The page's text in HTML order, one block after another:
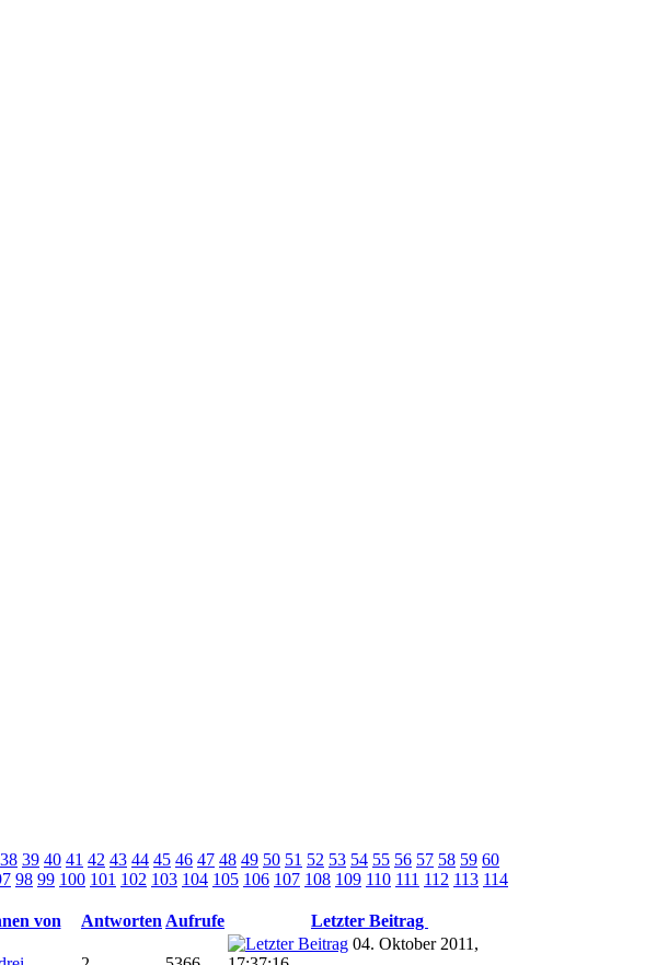
38 39 40 41 42 43 44 45 46 47 48 49 50 51 52 53 54 55 56 57 58 59 60
98 99 100 101 102 103 104 105 106 107 108 109 110 111 112 113 114
von Antworten Aufrufe Letzter Beitrag
04. Oktober 2011,